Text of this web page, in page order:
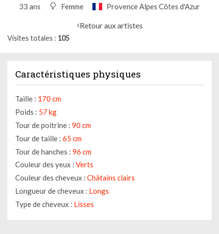
33 ans Femme Provence Alpes Côtes d'Azur
Retour aux artistes
Visites totales 105
Caractéristiques physiques
Taille : 170 cm
Poids : 57 kg
Tour de poitrine : 90 cm
Tour de taille : 65 cm
Tour de hanches : 96 cm
Couleur des yeux : Verts
Couleur des cheveux : Châtains clairs
Longueur de cheveux : Longs
Type de cheveux : Lisses